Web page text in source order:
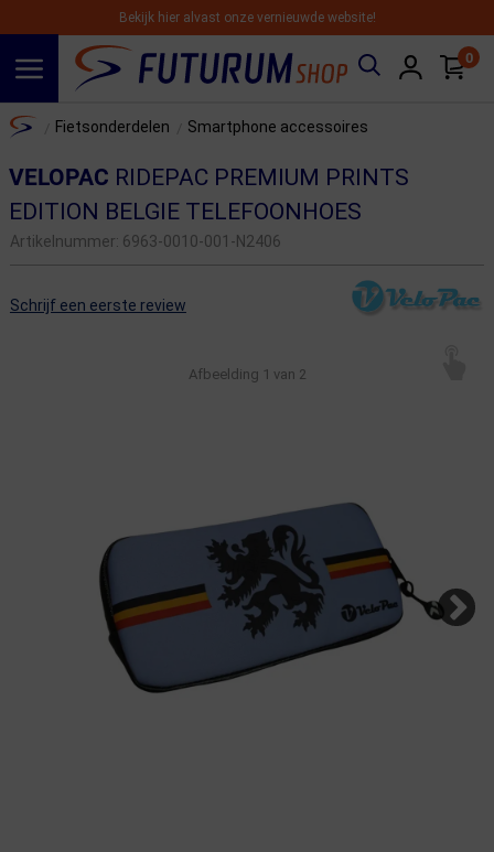
Bekijk hier alvast onze vernieuwde website!
0
Home Fietsonderdelen Smartphone accessoires
VELOPAC RIDEPAC PREMIUM PRINTS
EDITION BELGIE TELEFOONHOES
Artikelnummer: 6963-0010-001-N2406
Schrijf een eerste review
Afbeelding 1 van 2